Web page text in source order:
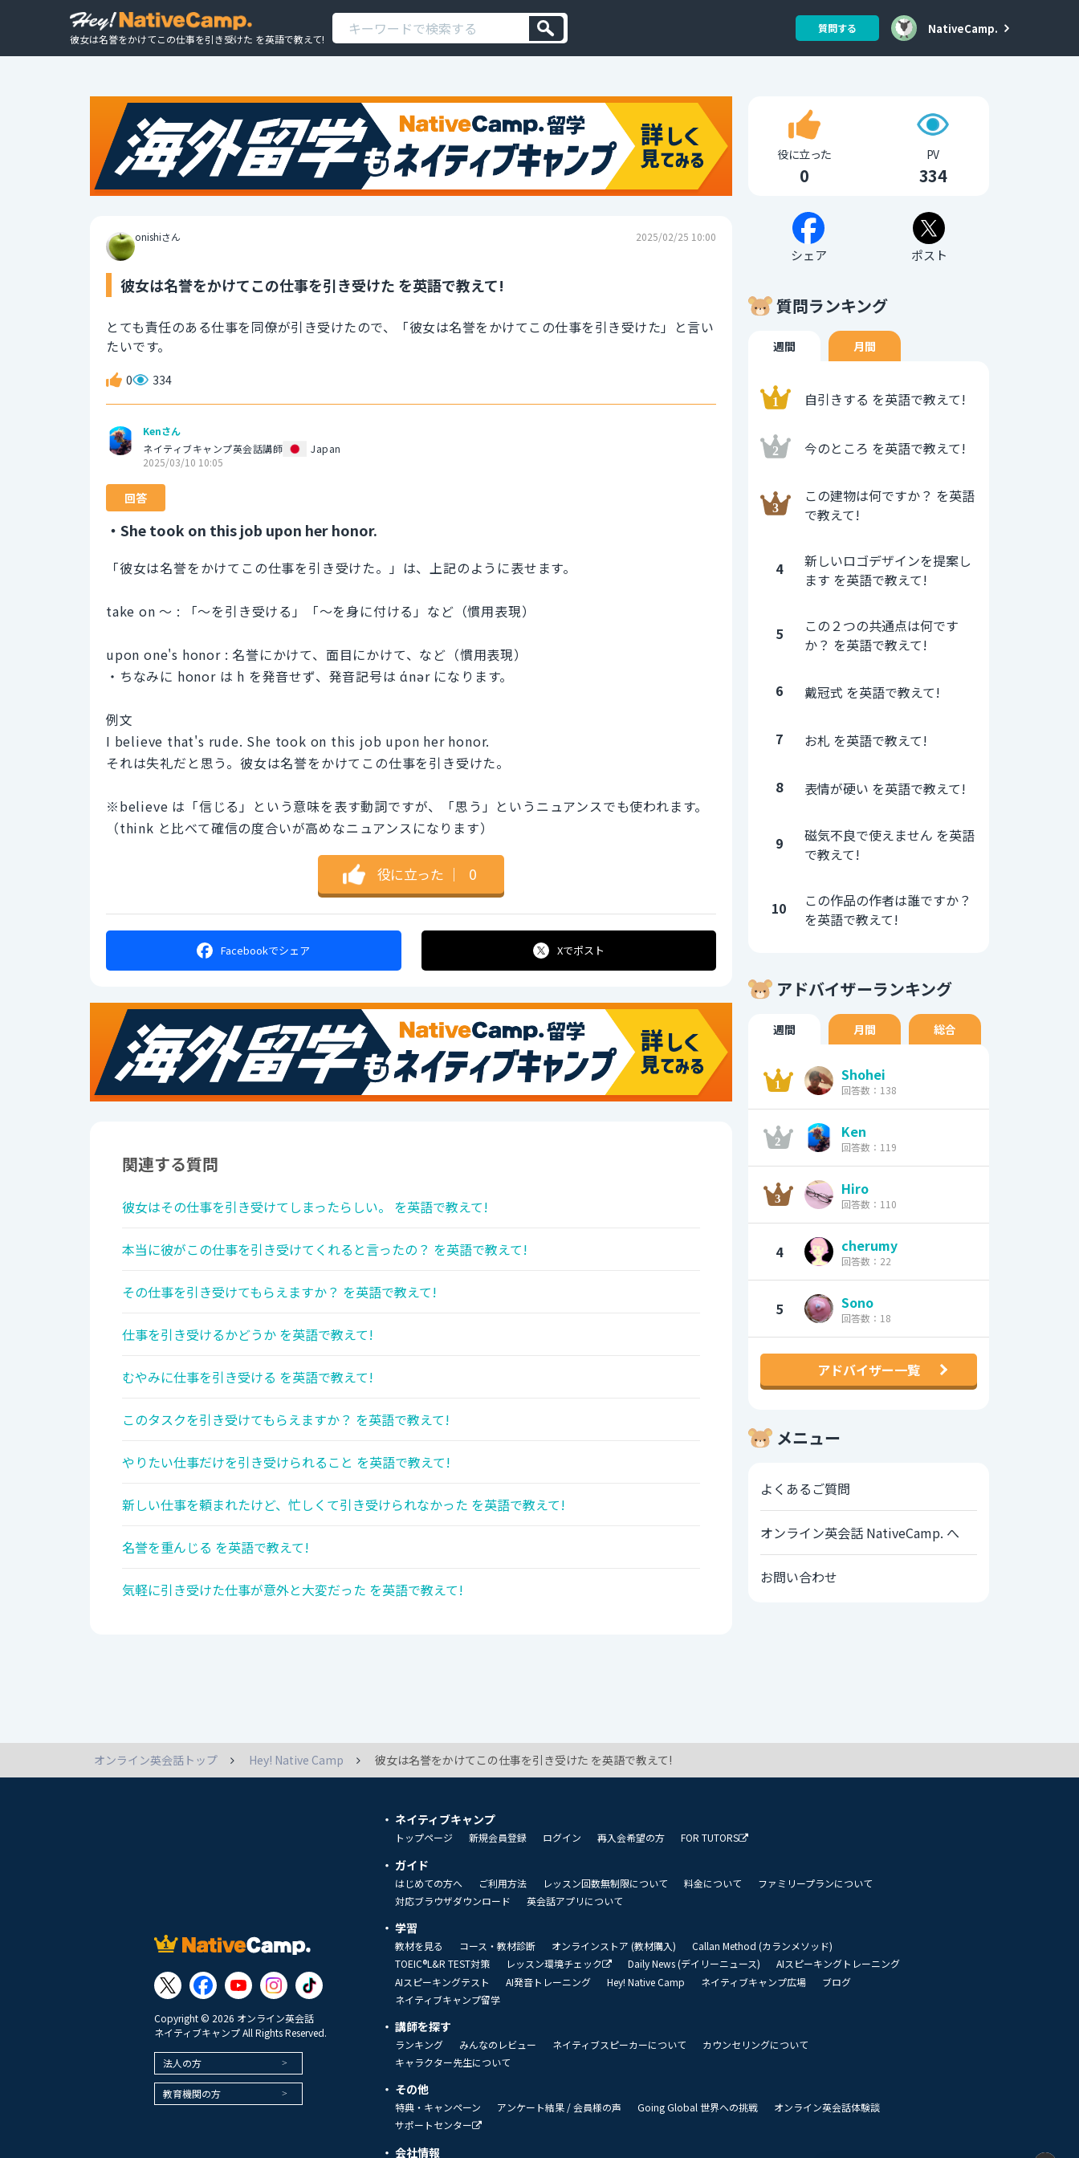
彼女は名誉をかけてこの仕事を引き受けた を英語で教えて!
質問する NativeCamp.
onishiさん 2025/02/25 10:00
彼女は名誉をかけてこの仕事を引き受けた を英語で教えて!
とても責任のある仕事を同僚が引き受けたので、「彼女は名誉をかけてこの仕事を引き受けた」と言い
たいです。
0 334
Kenさん
ネイティブキャンプ英会話講師
Japan
2025/03/10 10:05
回答
・She took on this job upon her honor.
「彼女は名誉をかけてこの仕事を引き受けた。」は、上記のように表せます。
take on 〜 : 「〜を引き受ける」「〜を身に付ける」など（慣用表現）
upon one's honor : 名誉にかけて、面目にかけて、など（慣用表現）
・ちなみに honor は h を発音せず、発音記号は άnər になります。
例文
I believe that's rude. She took on this job upon her honor.
それは失礼だと思う。彼女は名誉をかけてこの仕事を引き受けた。
※believe は「信じる」という意味を表す動詞ですが、「思う」というニュアンスでも使われます。
（think と比べて確信の度合いが高めなニュアンスになります）
役に立った ｜ 0
Facebookでシェア Xでポスト
関連する質問
彼女はその仕事を引き受けてしまったらしい。 を英語で教えて!
本当に彼がこの仕事を引き受けてくれると言ったの？ を英語で教えて!
その仕事を引き受けてもらえますか？ を英語で教えて!
仕事を引き受けるかどうか を英語で教えて!
むやみに仕事を引き受ける を英語で教えて!
このタスクを引き受けてもらえますか？ を英語で教えて!
やりたい仕事だけを引き受けられること を英語で教えて!
新しい仕事を頼まれたけど、忙しくて引き受けられなかった を英語で教えて!
名誉を重んじる を英語で教えて!
気軽に引き受けた仕事が意外と大変だった を英語で教えて!
役に立った
0
PV
334
シェア ポスト
質問ランキング
週間 月間
自引きする を英語で教えて!
今のところ を英語で教えて!
この建物は何ですか？ を英語
で教えて!
4
新しいロゴデザインを提案し
ます を英語で教えて!
5
この２つの共通点は何です
か？ を英語で教えて!
6 戴冠式 を英語で教えて!
7 お札 を英語で教えて!
8 表情が硬い を英語で教えて!
9
磁気不良で使えません を英語
で教えて!
10
この作品の作者は誰ですか？
を英語で教えて!
アドバイザーランキング
週間 月間 総合
Shohei
回答数：138
Ken
回答数：119
Hiro
回答数：110
4 cherumy
回答数：22
5 Sono
回答数：18
アドバイザー一覧
メニュー
よくあるご質問
オンライン英会話 NativeCamp. へ
お問い合わせ
オンライン英会話トップ Hey! Native Camp 彼女は名誉をかけてこの仕事を引き受けた を英語で教えて!
Copyright © 2026 オンライン英会話
ネイティブキャンプ All Rights Reserved.
法人の方
教育機関の方
ネイティブキャンプ
トップページ 新規会員登録 ログイン 再入会希望の方 FOR TUTORS
ガイド
はじめての方へ ご利用方法 レッスン回数無制限について 料金について
ファミリープランについて
対応ブラウザダウンロード
英会話アプリについて
学習
教材を見る コース・教材診断 オンラインストア (教材購入)
Callan Method (カランメソッド)
TOEIC®L&R TEST対策
レッスン環境チェック Daily News (デイリーニュース)
AIスピーキングトレーニング
AIスピーキングテスト
AI発音トレーニング Hey! Native Camp ネイティブキャンプ広場
ブログ
ネイティブキャンプ留学
講師を探す
ランキング みんなのレビュー ネイティブスピーカーについて
カウンセリングについて
キャラクター先生について
その他
特典・キャンペーン アンケート結果 / 会員様の声 Going Global 世界への挑戦
オンライン英会話体験談
サポートセンター
会社情報